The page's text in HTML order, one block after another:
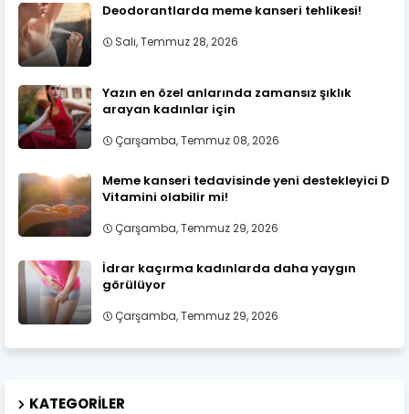
Deodorantlarda meme kanseri tehlikesi!
Salı, Temmuz 28, 2026
Yazın en özel anlarında zamansız şıklık
arayan kadınlar için
Çarşamba, Temmuz 08, 2026
Meme kanseri tedavisinde yeni destekleyici D
Vitamini olabilir mi!
Çarşamba, Temmuz 29, 2026
İdrar kaçırma kadınlarda daha yaygın
görülüyor
Çarşamba, Temmuz 29, 2026
KATEGORILER